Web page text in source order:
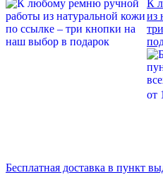
К
из
Бесплатная доставка в пункт